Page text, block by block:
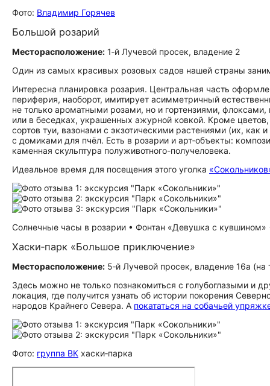
Фото: Владимир Горячев
Большой розарий
Месторасположение: 1‑й Лучевой просек, владение 2
Один из самых красивых розовых садов нашей страны
Интересна планировка розария. Центральная часть
периферия, наоборот, имитирует асимметричный
не только ароматными розами, но и гортензиями,
или в беседках, украшенных ажурной ковкой. Кроме
сортов туи, вазонами с экзотическими растениями (их,
с домиками для пчёл. Есть в розарии и арт‑объекты:
каменная скульптура полуживотного-получеловека.
Идеальное время для посещения этого уголка
Солнечные часы в розарии • Фонтан «Девушка с
Хаски‑парк «Большое приключение»
Месторасположение: 5‑й Лучевой просек, владение 16а (на
Здесь можно не только познакомиться с голубоглазыми
локация, где получится узнать об истории покорения
народов Крайнего Севера. А покататься на собачьей
Фото: группа ВК хаски‑парка